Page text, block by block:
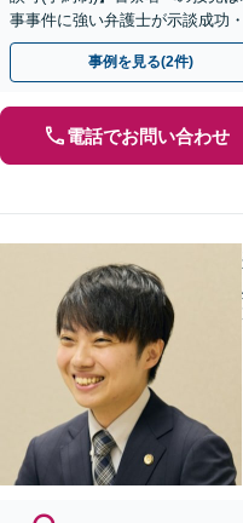
事事件に強い弁護士が示談成功
トします。【加害者側の相談専
事例を見る(2件)
電話でお問い合わせ